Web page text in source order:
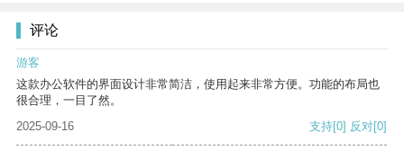
评论
游客
这款办公软件的界面设计非常简洁，使用起来非常方便。功能的布局也
很合理，一目了然。
2025-09-16
支持[0] 反对[0]